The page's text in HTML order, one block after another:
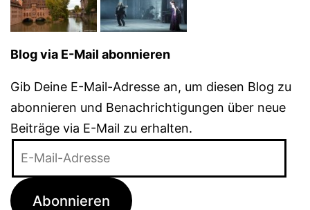
Blog via E-Mail abonnieren
Gib Deine E-Mail-Adresse an, um diesen Blog zu
abonnieren und Benachrichtigungen über neue
Beiträge via E-Mail zu erhalten.
Adresse
Abonnieren